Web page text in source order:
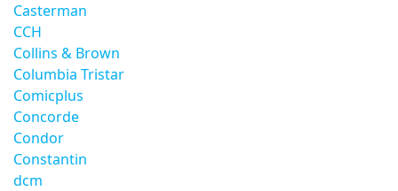
Casterman
CCH
Collins & Brown
Columbia Tristar
Comicplus
Concorde
Condor
Constantin
dcm